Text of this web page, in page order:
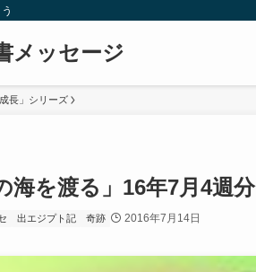
メッセージ
長」シリーズ
海を渡る」16年7月4週分
出エジプト記 奇跡 2016年7月14日